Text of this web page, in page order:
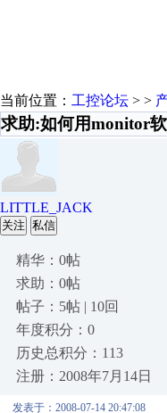
当前位置： 工控论坛 > >
求助:如何用monitor
LITTLE_JACK
关注 私信
精华：0帖
求助：0帖
帖子：5帖 | 10回
年度积分：0
历史总积分：113
注册：2008年7月14日
发表于：2008-07-14 20:47:08